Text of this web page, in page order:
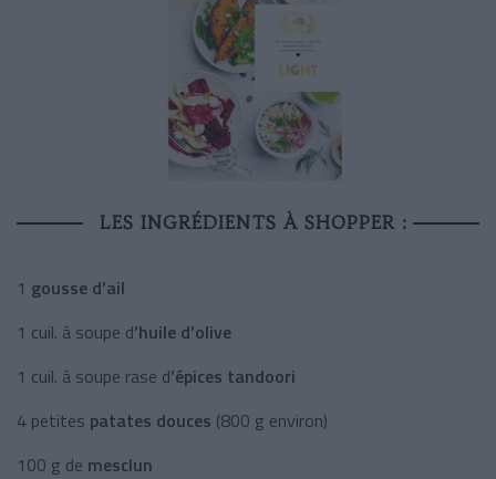
LES INGRÉDIENTS À SHOPPER :
1 gousse d’ail
1 cuil. à soupe d’huile d’olive
1 cuil. à soupe rase d’épices tandoori
4 petites patates douces (800 g environ)
100 g de mesclun